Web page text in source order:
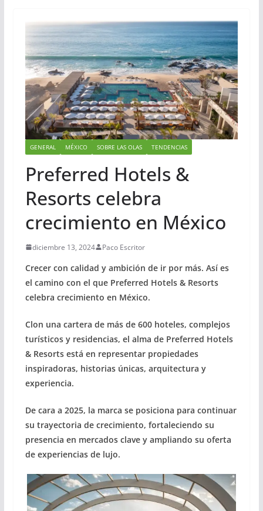
GENERAL MÉXICO SOBRE LAS OLAS TENDENCIAS
Preferred Hotels &
Resorts celebra
crecimiento en México
diciembre 13, 2024 Paco Escritor
Crecer con calidad y ambición de ir por más. Así es
el camino con el que Preferred Hotels & Resorts
celebra crecimiento en México.
Clon una cartera de más de 600 hoteles, complejos
turísticos y residencias, el alma de Preferred Hotels
& Resorts está en representar propiedades
inspiradoras, historias únicas, arquitectura y
experiencia.
De cara a 2025, la marca se posiciona para continuar
su trayectoria de crecimiento, fortaleciendo su
presencia en mercados clave y ampliando su oferta
de experiencias de lujo.